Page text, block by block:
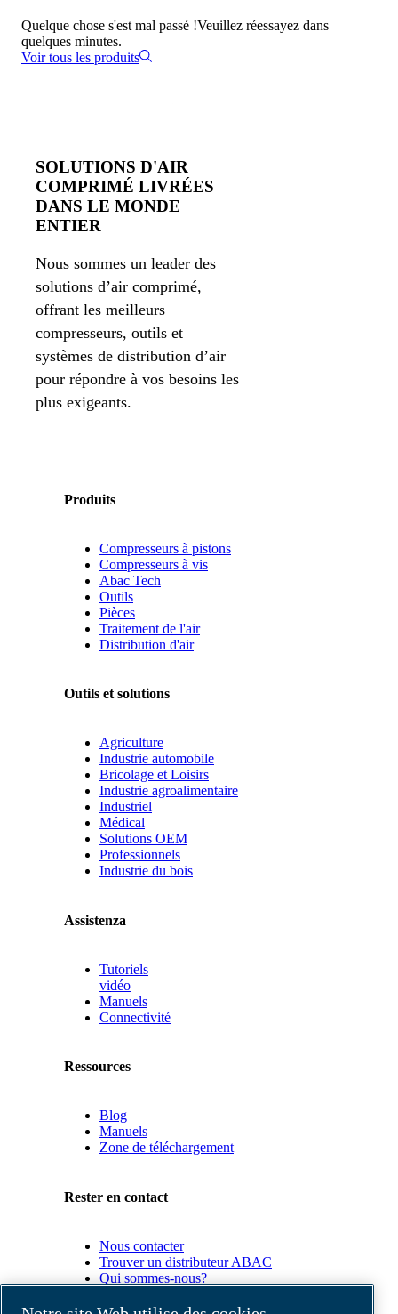
Quelque chose s'est mal passé !Veuillez réessayez dans
quelques minutes.
Voir tous les produits
SOLUTIONS D'AIR
COMPRIMÉ LIVRÉES
DANS LE MONDE
ENTIER
Nous sommes un leader des
solutions d’air comprimé,
offrant les meilleurs
compresseurs, outils et
systèmes de distribution d’air
pour répondre à vos besoins les
plus exigeants.
Produits
Compresseurs à pistons
Compresseurs à vis
Abac Tech
Outils
Pièces
Traitement de l'air
Distribution d'air
Outils et solutions
Agriculture
Industrie automobile
Bricolage et Loisirs
Industrie agroalimentaire
Industriel
Médical
Solutions OEM
Professionnels
Industrie du bois
Assistenza
Tutoriels
vidéo
Manuels
Connectivité
Ressources
Blog
Manuels
Zone de téléchargement
Rester en contact
Nous contacter
Trouver un distributeur ABAC
Qui sommes-nous?